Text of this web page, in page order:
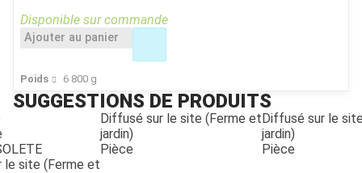
Poids 6 800 g
Disponible sur commande
Ajouter au panier
SUGGESTIONS DE PRODUITS
le site (Ferme et
Diffusé sur le site (Ferme et
jardin)
Pièce
Diffusé sur le
jardin)
Pièce